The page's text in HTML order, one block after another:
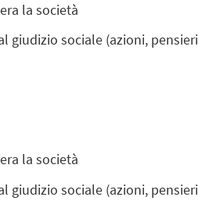
la società
giudizio sociale (azioni,
la società
giudizio sociale (azioni,